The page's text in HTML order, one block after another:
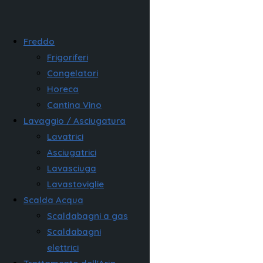
Freddo
Frigoriferi
Congelatori
Horeca
Cantina Vino
Lavaggio / Asciugatura
Lavatrici
Asciugatrici
Lavasciuga
Lavastoviglie
Scalda Acqua
Scaldabagni a gas
Scaldabagni
elettrici